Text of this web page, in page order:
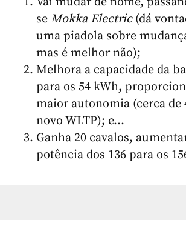
se Mokka Electric(dá
uma piadola sobre
mas é melhor não);
Melhora a capacidade da
para os 54 kWh,
maior autonomia (cerca de
novo WLTP); e...
Ganha 20 cavalos,
potência dos 136 para os